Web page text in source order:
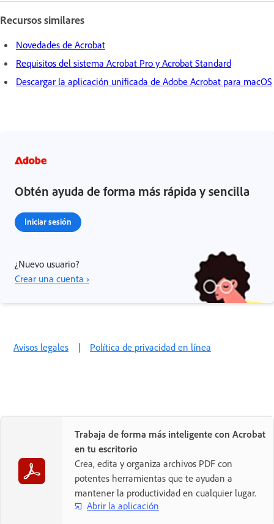
Recursos similares
Novedades de Acrobat
Requisitos del sistema Acrobat Pro y Acrobat Standard
Descargar la aplicación unificada de Adobe Acrobat para macOS
Obtén ayuda de forma más rápida y sencilla
Iniciar sesión
¿Nuevo usuario?
Crear una cuenta ›
Avisos legales | Política de privacidad en línea
Trabaja de forma más inteligente con Acrobat
en tu escritorio
Crea, edita y organiza archivos PDF con
potentes herramientas que te ayudan a
mantener la productividad en cualquier lugar.
Abrir la aplicación